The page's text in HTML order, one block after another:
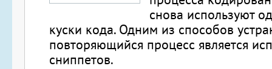
снова используют
куски кода. Одним из способов
повторяющийся процесс является
сниппетов.